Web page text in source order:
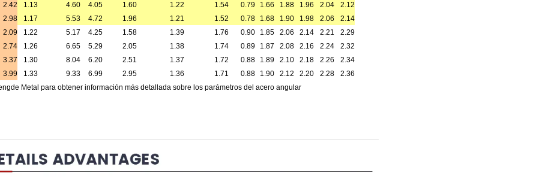
2.42 1.13 4.60 4.05 1.60 1.22 1.54 0.79 1.66 1.88 1.96 2.04
2.12
2.98 1.17 5.53 4.72 1.96 1.21 1.52 0.78 1.68 1.90 1.98 2.06 2.14
2.09 1.22 5.17 4.25 1.58 1.39 1.76 0.90 1.85 2.06 2.14 2.21
2.29
2.74 1.26 6.65 5.29 2.05 1.38 1.74 0.89 1.87 2.08 2.16 2.24
2.32
3.37 1.30 8.04 6.20 2.51 1.37 1.72 0.88 1.89 2.10 2.18 2.26
2.34
3.99 1.33 9.33 6.99 2.95 1.36 1.71 0.88 1.90 2.12 2.20 2.28
2.36
Metal para obtener información más detallada sobre los parámetros del acero angular